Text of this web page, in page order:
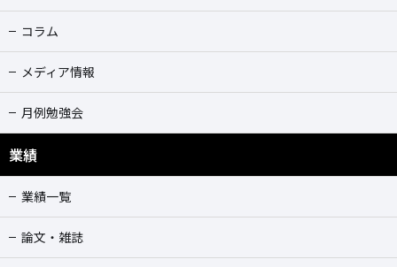
コラム
メディア情報
月例勉強会
業績
業績一覧
論文・雑誌